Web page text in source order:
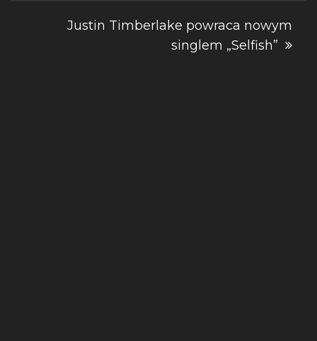
Justin Timberlake powraca nowym
singlem „Selfish”